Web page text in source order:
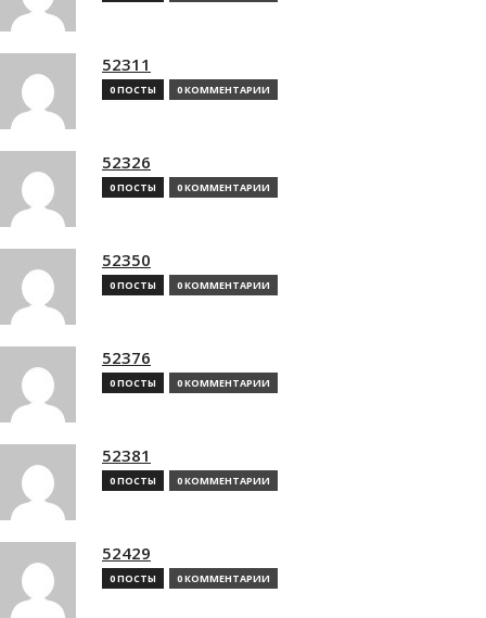
52311
0 ПОСТЫ 0 КОММЕНТАРИИ
52326
0 ПОСТЫ 0 КОММЕНТАРИИ
52350
0 ПОСТЫ 0 КОММЕНТАРИИ
52376
0 ПОСТЫ 0 КОММЕНТАРИИ
52381
0 ПОСТЫ 0 КОММЕНТАРИИ
52429
0 ПОСТЫ 0 КОММЕНТАРИИ